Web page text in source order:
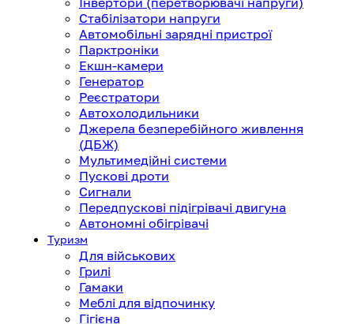
Стабілізатори напруги
Автомобільні зарядні пристрої
Парктроніки
Екшн-камери
Генератор
Реєстратори
Автохолодильники
Джерела безперебійного живлення
(ДБЖ)
Мультимедійні системи
Пускові дроти
Сигнали
Передпускові підігрівачі двигуна
Автономні обігрівачі
Туризм
Для військових
Грилі
Гамаки
Меблі для відпочинку
Гігієна